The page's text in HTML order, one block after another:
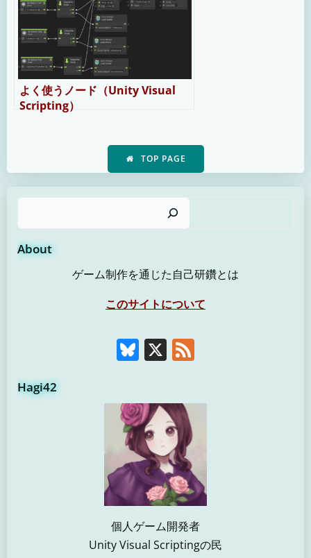
よく使うノード（Unity Visual
Scripting）
TOP PAGE
About
ゲーム制作を通じた自己研鑽とは
このサイトについて
Bluesky
X
Hagi42
個人ゲーム開発者
Unity Visual Scriptingの民